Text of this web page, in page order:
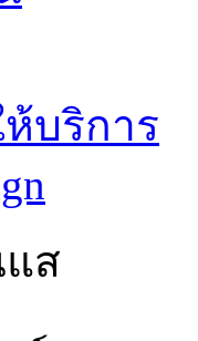
บริการ
ส